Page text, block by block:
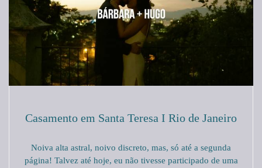
Casamento em Santa Teresa I Rio de Janeiro
Noiva alta astral, noivo discreto, mas, só até a segunda
página! Talvez até hoje, eu não tivesse participado de uma